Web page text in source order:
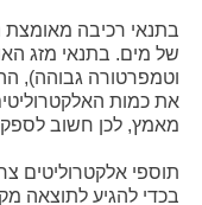
בתנאי רכיבה מאומצת
של מים. בתנאי מזג
וטמפרטורה גבוהה),
את כמות
מאמץ, לכן חשוב
תוספי אלקטרוליטים
בכדי להגיע לתוצאה